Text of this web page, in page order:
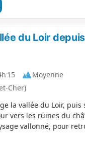
du Loir
15
Moyenne
Cher)
la vallée du Loir, puis
vers les ruines du
vallonné, pour